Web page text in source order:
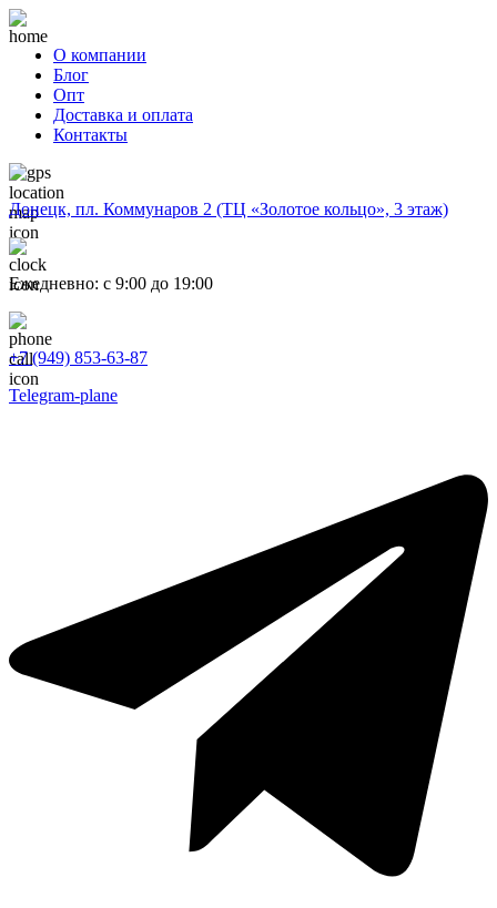
О компании
Блог
Опт
Доставка и оплата
Контакты
Донецк, пл. Коммунаров 2 (ТЦ «Золотое кольцо», 3 этаж)
Ежедневно: с 9:00 до 19:00
+7 (949) 853-63-87
Telegram-plane